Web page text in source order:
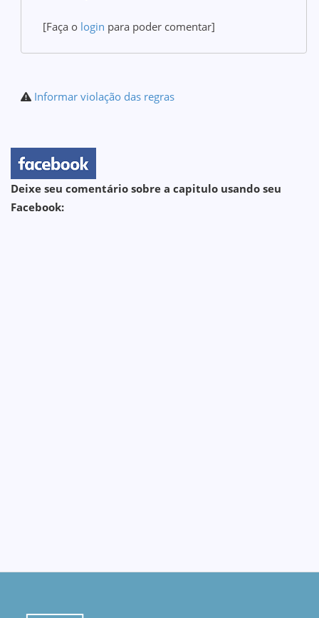
[Faça o login para poder comentar]
Informar violação das regras
Deixe seu comentário sobre a capitulo usando seu
Facebook: